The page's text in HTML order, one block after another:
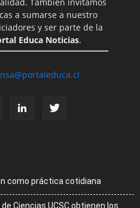
También invitamos
a sumarse a nuestro
y ser parte de la
Educa Noticias.
como práctica cotidiana
Ciencias UCSC obtienen los